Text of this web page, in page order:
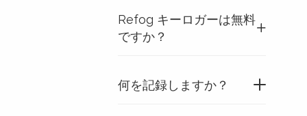
Refog キーロガーは無料
ですか？
何を記録しますか？